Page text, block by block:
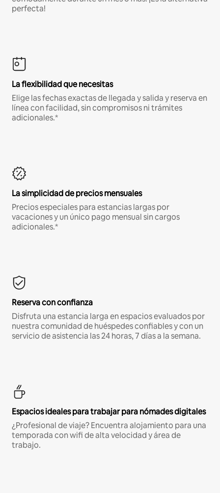
perfecta!
La flexibilidad que necesitas
Elige las fechas exactas de llegada y salida y reserva en
línea con facilidad, sin compromisos ni trámites
adicionales.*
La simplicidad de precios mensuales
Precios especiales para estancias largas por
vacaciones y un único pago mensual sin cargos
adicionales.*
Reserva con confianza
Disfruta una estancia larga en espacios evaluados por
nuestra comunidad de huéspedes confiables y con un
servicio de asistencia las 24 horas, 7 días a la semana.
Espacios ideales para trabajar para nómades digitales
¿Profesional de viaje? Encuentra alojamiento para una
temporada con wifi de alta velocidad y área de
trabajo.